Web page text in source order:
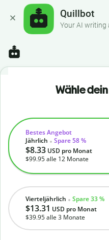
Quillbot
Your AI writing
Wähle
Vierteljährlich Spare 33 %
$13.31 USD pro Monat
$39.95alle 3 Monate
Bestes Angebot
Jährlich
Spare 58 %
$8.33 USD pro Monat
$99.95alle 12 Monate